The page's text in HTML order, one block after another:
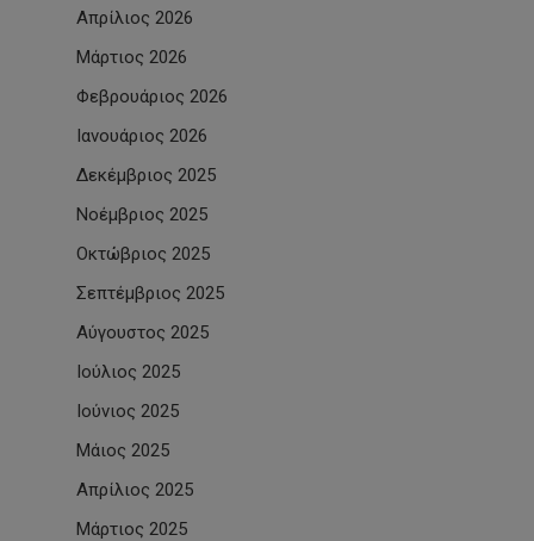
Απρίλιος 2026
Μάρτιος 2026
Φεβρουάριος 2026
Ιανουάριος 2026
Δεκέμβριος 2025
Νοέμβριος 2025
Οκτώβριος 2025
Σεπτέμβριος 2025
Αύγουστος 2025
Ιούλιος 2025
Ιούνιος 2025
Μάιος 2025
Απρίλιος 2025
Μάρτιος 2025